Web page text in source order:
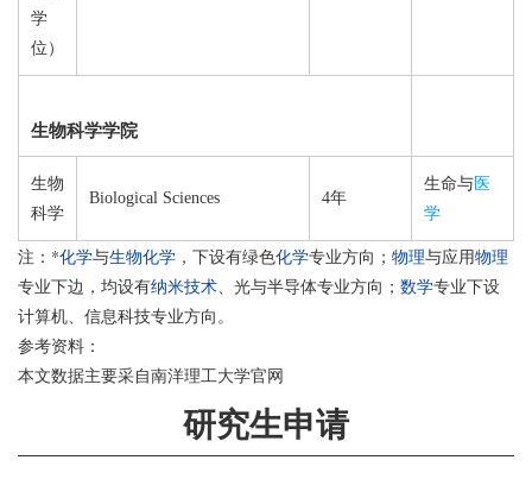
学
位）
生物科学学院
生物
科学
Biological Sciences 4年
生命与 医
学
注：*化学与生物化学 ，下设有绿色化学专业方向； 物理与应用物理
专业下边，均设有纳米技术、光与半导体专业方向； 数学专业下设
计算机、信息科技专业方向。
参考资料：
本文数据主要采自南洋理工大学官网
研究生申请